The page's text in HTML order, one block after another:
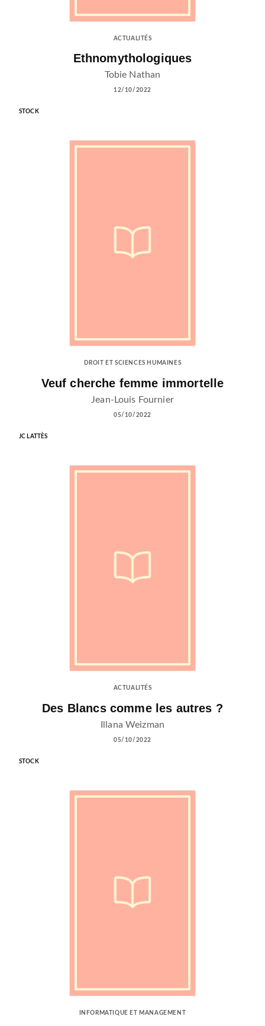
ACTUALITÉS
Ethnomythologiques
Tobie Nathan
12/10/2022
STOCK
DROIT ET SCIENCES HUMAINES
Veuf cherche femme immortelle
Jean-Louis Fournier
05/10/2022
JC LATTÈS
ACTUALITÉS
Des Blancs comme les autres ?
Illana Weizman
05/10/2022
STOCK
INFORMATIQUE ET MANAGEMENT